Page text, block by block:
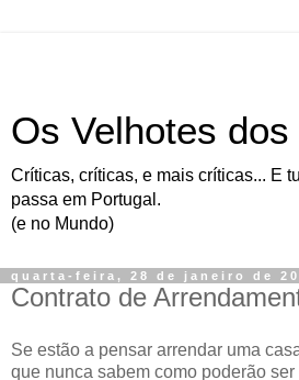
Os Velhotes
Críticas, críticas, e mais críticas... E
passa em Portugal.
(e no Mundo)
quarta-feira, 28 de janeiro de
Contrato de
Se estão a pensar arrendar uma
que nunca sabem como poderão